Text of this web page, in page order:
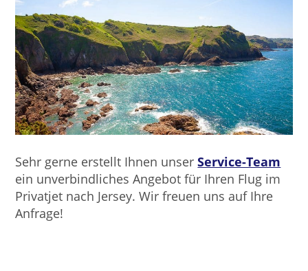
Sehr gerne erstellt Ihnen unserService-Team
ein unverbindliches Angebot für Ihren Flug im
Privatjet nach Jersey. Wir freuen uns auf Ihre
Anfrage!